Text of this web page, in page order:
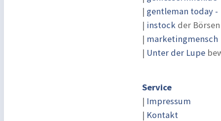
| gentleman today -
| instock der
|
| Unter der Lupe
Service
| Impressum
| Kontakt